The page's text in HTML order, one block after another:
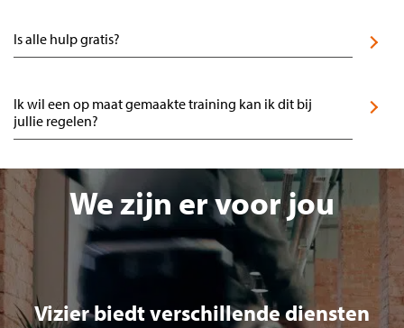
Is alle hulp gratis?
Ik wil een op maat gemaakte training kan ik dit bij
jullie regelen?
We zijn er voor jou
Vizier biedt verschillende diensten